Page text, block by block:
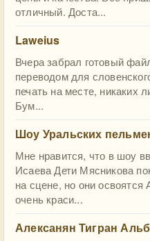
отличный. Доста...
Laweius
Вчера забрал готовый
переводом для
печать на месте, никаких
Бум...
Шоу Уральских
Мне нравится, что в шоу
Исаева Дети Мясникова
на сцене, но они
очень краси...
Алексанян Тигран